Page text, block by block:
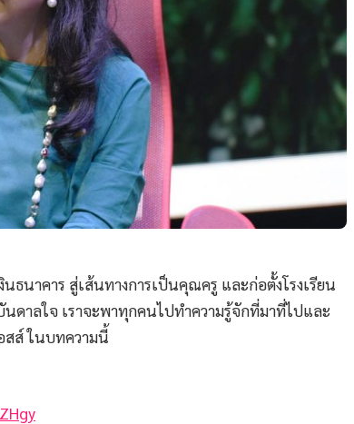
นาคาร สู่เส้นทางการเป็นคุณครู และก่อตั้งโรงเรียน
ดาลใจ เราจะพาทุกคนไปทำความรู้จักที่มาที่ไปและ
สส์ ในบทความนี้